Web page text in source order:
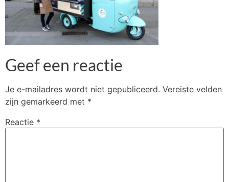
Geef een reactie
Je e-mailadres wordt niet gepubliceerd. Vereiste velden
zijn gemarkeerd met *
Reactie *